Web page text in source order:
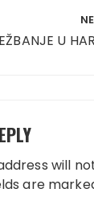
U
will
are